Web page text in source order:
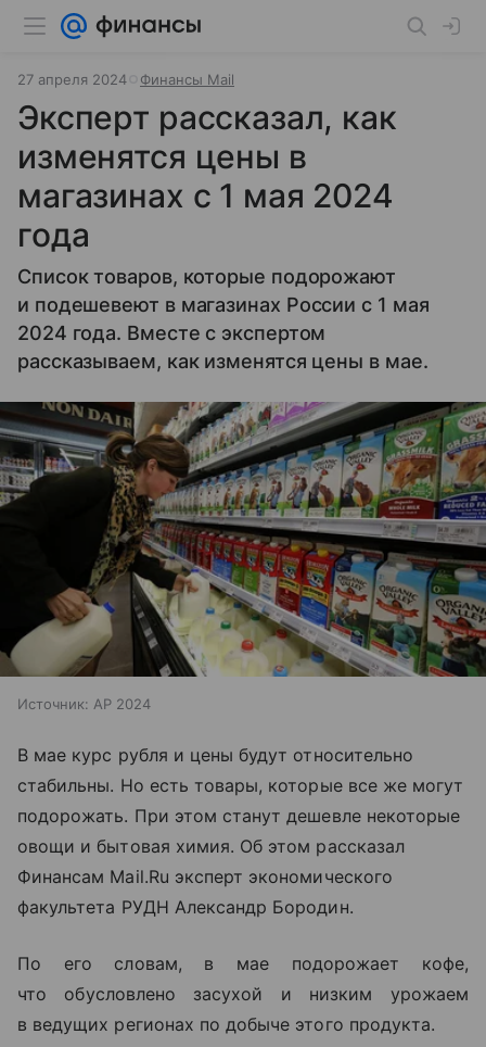
27 апреля 2024 Финансы Mail
Эксперт рассказал, как
изменятся цены в
магазинах с 1 мая 2024
года
Список товаров, которые подорожают
и подешевеют в магазинах России с 1 мая
2024 года. Вместе с экспертом
рассказываем, как изменятся цены в мае.
Источник: AP 2024
В мае курс рубля и цены будут относительно
стабильны. Но есть товары, которые все же могут
подорожать. При этом станут дешевле некоторые
овощи и бытовая химия. Об этом рассказал
Финансам Mail.Ru эксперт экономического
факультета РУДН Александр Бородин.
По его словам, в мае подорожает кофе,
что обусловлено засухой и низким урожаем
в ведущих регионах по добыче этого продукта.